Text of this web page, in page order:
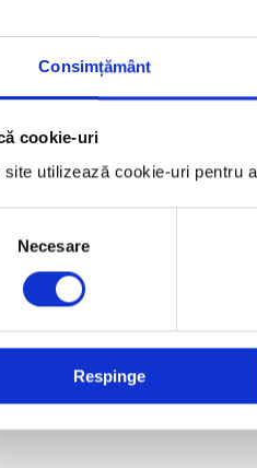
Consimțământ
cookie-uri
site utilizează cookie-uri pentru
Necesare
Respinge